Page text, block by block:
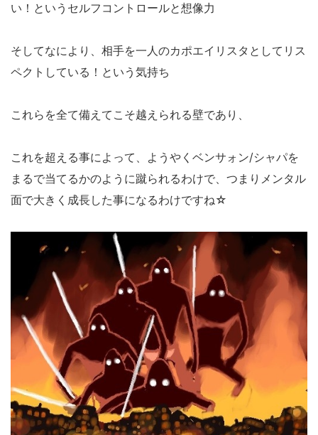
い！というセルフコントロールと想像力
そしてなにより、相手を一人のカポエイリスタとしてリス
ペクトしている！という気持ち
これらを全て備えてこそ越えられる壁であり、
これを超える事によって、ようやくベンサォン/シャパを
まるで当てるかのように蹴られるわけで、つまりメンタル
面で大きく成長した事になるわけですね☆